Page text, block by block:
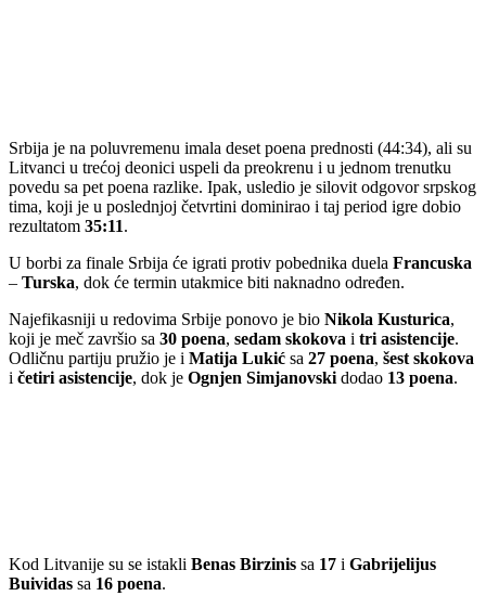
Srbija je na poluvremenu imala deset poena prednosti (44:34), ali su
Litvanci u trećoj deonici uspeli da preokrenu i u jednom trenutku
povedu sa pet poena razlike. Ipak, usledio je silovit odgovor srpskog
tima, koji je u poslednjoj četvrtini dominirao i taj period igre dobio
rezultatom 35:11.
U borbi za finale Srbija će igrati protiv pobednika duela Francuska
– Turska, dok će termin utakmice biti naknadno određen.
Najefikasniji u redovima Srbije ponovo je bio Nikola Kusturica,
koji je meč završio sa 30 poena, sedam skokova i tri asistencije.
Odličnu partiju pružio je i Matija Lukić sa 27 poena, šest skokova
i četiri asistencije, dok je Ognjen Simjanovski dodao 13 poena.
Kod Litvanije su se istakli Benas Birzinis sa 17 i Gabrijelijus
Buividas sa 16 poena.